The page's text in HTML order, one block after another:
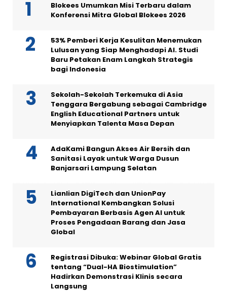
Blokees Umumkan Misi Terbaru dalam
Konferensi Mitra Global Blokees 2026
53% Pemberi Kerja Kesulitan Menemukan
Lulusan yang Siap Menghadapi AI. Studi
Baru Petakan Enam Langkah Strategis
bagi Indonesia
Sekolah-Sekolah Terkemuka di Asia
Tenggara Bergabung sebagai Cambridge
English Educational Partners untuk
Menyiapkan Talenta Masa Depan
AdaKami Bangun Akses Air Bersih dan
Sanitasi Layak untuk Warga Dusun
Banjarsari Lampung Selatan
Lianlian DigiTech dan UnionPay
International Kembangkan Solusi
Pembayaran Berbasis Agen AI untuk
Proses Pengadaan Barang dan Jasa
Global
Registrasi Dibuka: Webinar Global Gratis
tentang “Dual-HA Biostimulation”
Hadirkan Demonstrasi Klinis secara
Langsung